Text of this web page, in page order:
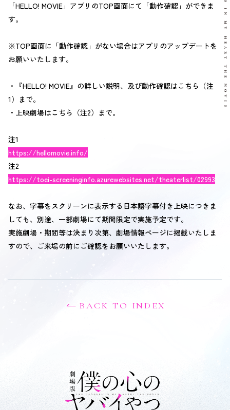
OFFICIAL SNS
「HELLO! MOVIE」アプリのTOP画面にて「動作確認」ができま
す。
※TOP画面に「動作確認」がない場合はアプリのアップデートを
お願いいたします。
・『HELLO! MOVIE』の詳しい説明、及び動作確認はこちら（注
1）まで。
・上映劇場はこちら（注2）まで。
注1
https://hellomovie.info/
注2
https://toei-screeninginfo.azurewebsites.net/theaterlist/02993
なお、字幕をスクリーンに表示する日本語字幕付き上映につきま
しても、別途、一部劇場にて期間限定で実施予定です。
実施劇場・期間等は決まり次第、劇場情報ページに掲載いたしま
すので、ご来場の前にご確認をお願いいたします。
BACK TO INDEX